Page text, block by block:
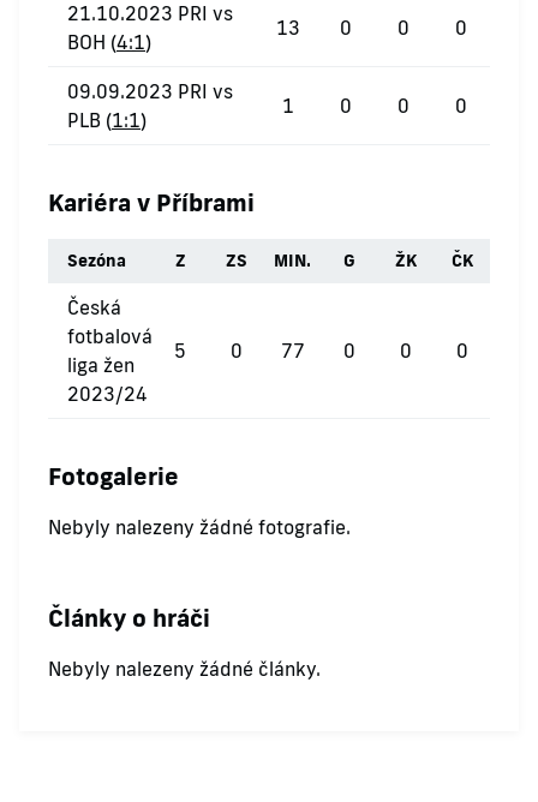
21.10.2023 PRI vs
BOH (4:1)
13 0 0 0
09.09.2023 PRI vs
PLB (1:1)
1 0 0 0
Kariéra v Příbrami
Sezóna Z ZS MIN. G ŽK ČK
Česká
fotbalová
liga žen
2023/24
5 0 77 0 0 0
Fotogalerie
Nebyly nalezeny žádné fotografie.
Články o hráči
Nebyly nalezeny žádné články.